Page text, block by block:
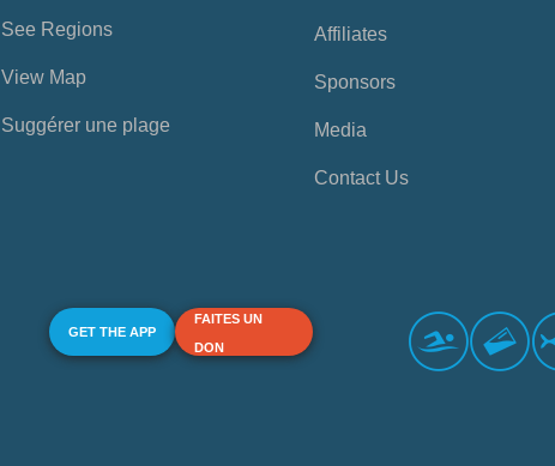
See Regions
View Map
Suggérer une plage
Affiliates
Sponsors
Media
Contact Us
GET THE APP
FAITES UN
DON